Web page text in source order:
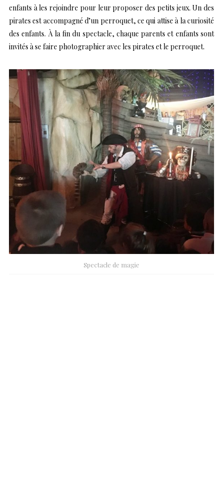
enfants à les rejoindre pour leur proposer des petits jeux. Un des
pirates est accompagné d’un perroquet, ce qui attise à la curiosité
des enfants. À la fin du spectacle, chaque parents et enfants sont
invités à se faire photographier avec les pirates et le perroquet.
Spectacle de magie